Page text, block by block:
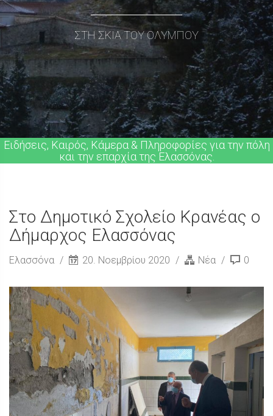
ΣΤΗ ΣΚΙΑ ΤΟΥ ΟΛΥΜΠΟΥ
Ειδήσεις, Καιρός, Κάμερα & Πληροφορίες για την πόλη
και την επαρχία της Ελασσόνας.
Στο Δημοτικό Σχολείο Κρανέας ο
Δήμαρχος Ελασσόνας
Ελασσόνα 20. Νοεμβρίου 2020 Νέα 0